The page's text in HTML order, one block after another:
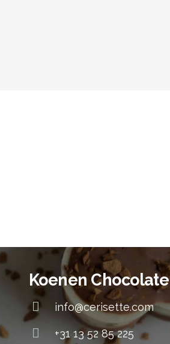
Koenen Chocolate
info@cerisette.com
+31 13 52 85 225